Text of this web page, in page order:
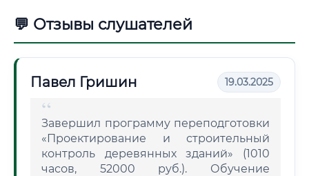
💬 Отзывы слушателей
Павел Гришин 19.03.2025
Завершил программу переподготовки
«Проектирование и строительный
контроль деревянных зданий» (1010
часов, 52000 руб.). Обучение